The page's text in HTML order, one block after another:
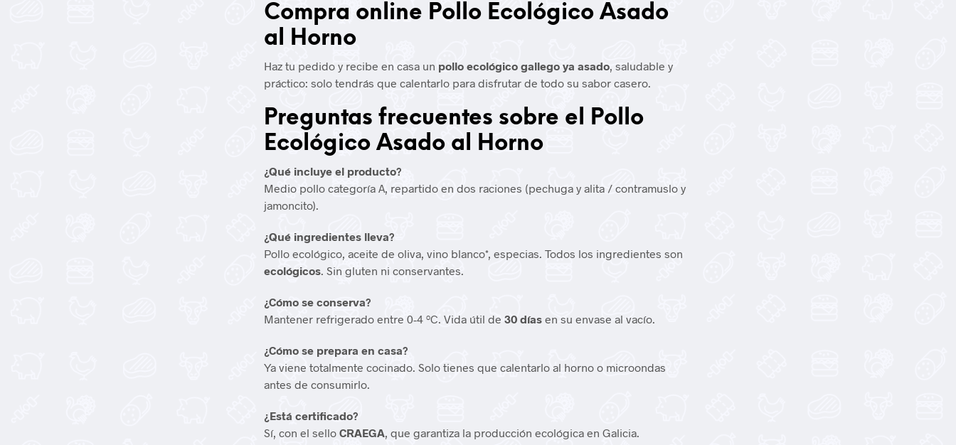
Compra online Pollo Ecológico Asado
al Horno
Haz tu pedido y recibe en casa un pollo ecológico gallego ya asado , saludable y
práctico: solo tendrás que calentarlo para disfrutar de todo su sabor casero.
Preguntas frecuentes sobre el Pollo
Ecológico Asado al Horno
¿Qué incluye el producto?
Medio pollo categoría A, repartido en dos raciones (pechuga y alita / contramuslo y
jamoncito).
¿Qué ingredientes lleva?
Pollo ecológico, aceite de oliva, vino blanco*, especias. Todos los ingredientes son
ecológicos . Sin gluten ni conservantes.
¿Cómo se conserva?
Mantener refrigerado entre 0-4 ºC. Vida útil de 30 días en su envase al vacío.
¿Cómo se prepara en casa?
Ya viene totalmente cocinado. Solo tienes que calentarlo al horno o microondas
antes de consumirlo.
¿Está certificado?
Sí, con el sello CRAEGA , que garantiza la producción ecológica en Galicia.